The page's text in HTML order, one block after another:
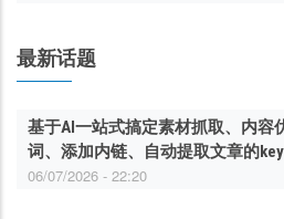
最新话题
基于AI一站式搞定素材抓取、内容
词、添加内链、自动提取文章的
06/07/2026 - 22:20